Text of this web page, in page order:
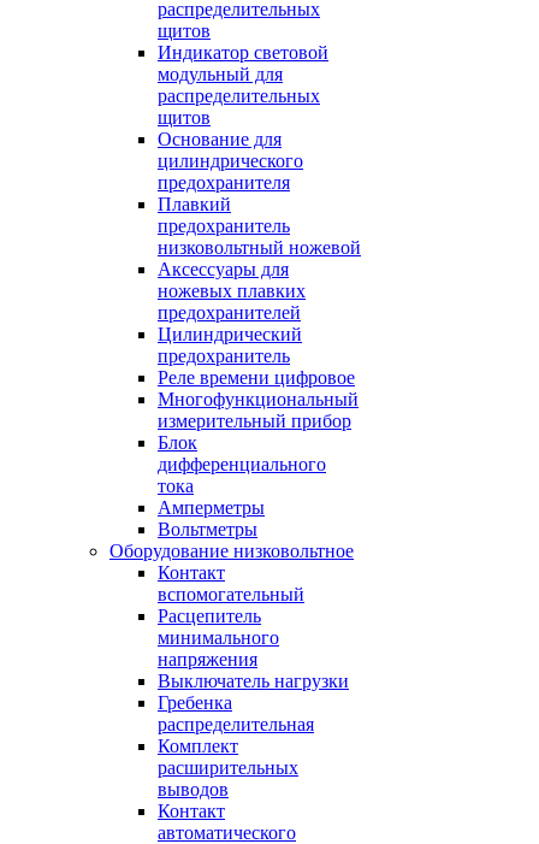
распределительных
щитов
Индикатор световой
модульный для
распределительных
щитов
Основание для
цилиндрического
предохранителя
Плавкий
предохранитель
низковольтный ножевой
Аксессуары для
ножевых плавких
предохранителей
Цилиндрический
предохранитель
Реле времени цифровое
Многофункциональный
измерительный прибор
Блок
дифференциального
тока
Амперметры
Вольтметры
Оборудование низковольтное
Контакт
вспомогательный
Расцепитель
минимального
напряжения
Выключатель нагрузки
Гребенка
распределительная
Комплект
расширительных
выводов
Контакт
автоматического